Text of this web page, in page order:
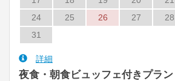
24
25 26 27 28
31
詳細
夜食・朝食ビュッフェ付きプラン